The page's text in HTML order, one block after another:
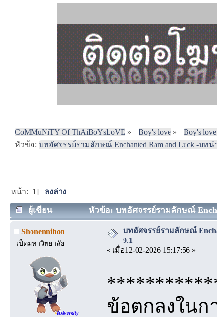
CoMMuNiTY Of ThAiBoYsLoVE » Boy's love»
Boy's
หัวข้อ:บทอัศจรรย์รามลักษณ์ Enchanted Ram and Luck -บทน
หน้า: [1] ลงล่าง
ผู้เขียน หัวข้อ: บทอัศจรรย์รามลักษณ์
Shonennihon
เป็ดมหาวิทยาลัย
บทอัศจรรย์รามลักษณ์
9.1
« เมื่อ12-02-2026 15:17:56 »
ข้อตกลงในก